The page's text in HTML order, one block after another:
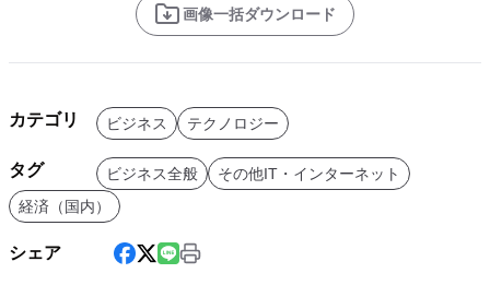
画像一括ダウンロード
カテゴリ ビジネス テクノロジー
タグ ビジネス全般
その他IT・インターネット
経済（国内）
シェア